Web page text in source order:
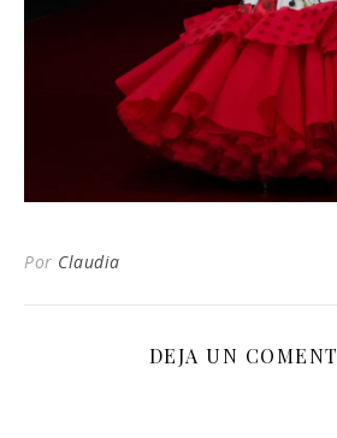
Por Claudia
DEJA UN